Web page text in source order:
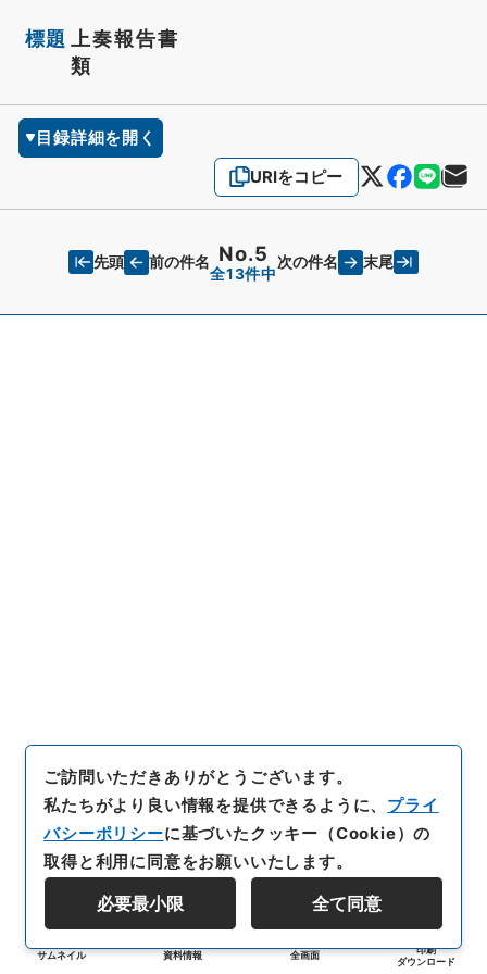
標題
上奏報告書
類
目録詳細を開く
URIをコピー
先頭 前の件名 No.5
全13件中
次の件名 末尾
サムネイル 資料情報 全画面
印刷
ダウンロード
ご訪問いただきありがとうございます。
私たちがより良い情報を提供できるように、 プライ
バシーポリシーに基づいたクッキー（Cookie）の
取得と利用に同意をお願いいたします。
必要最小限 全て同意